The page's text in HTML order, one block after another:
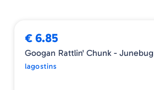
€ 6.85
Googan Rattlin' Chunk - Junebug
lagostins